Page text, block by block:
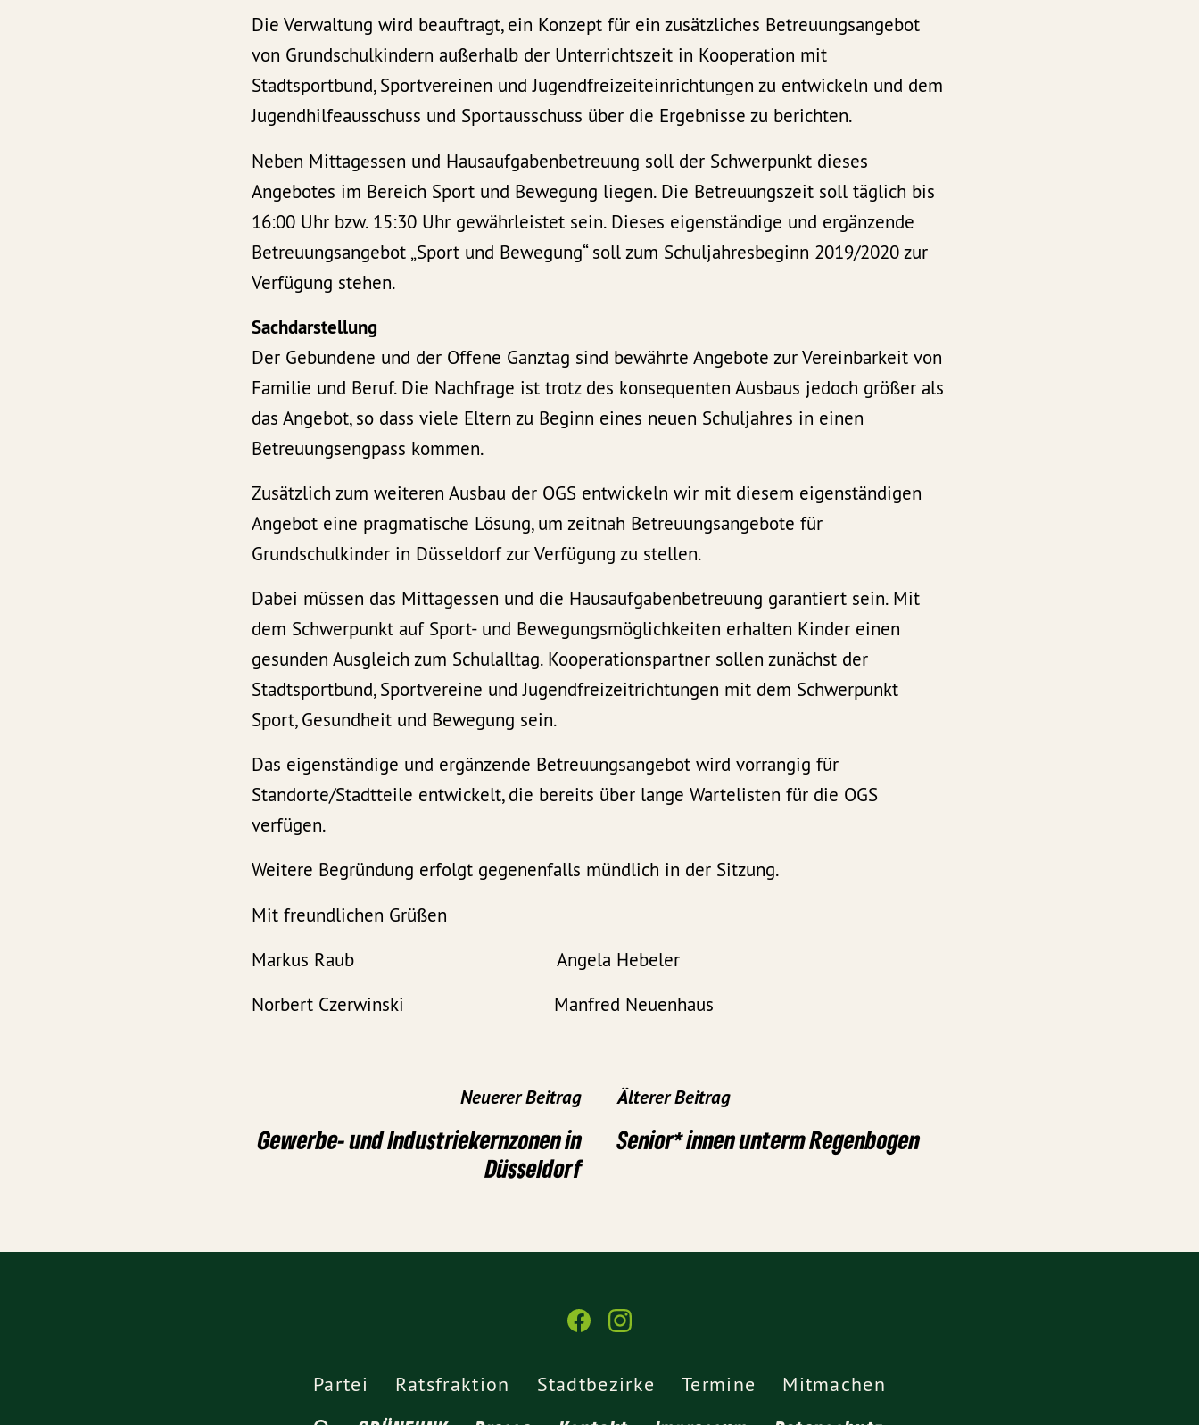
Die Verwaltung wird beauftragt, ein Konzept für ein zusätzliches Betreuungsangebot
von Grundschulkindern außerhalb der Unterrichtszeit in Kooperation mit
Stadtsportbund, Sportvereinen und Jugendfreizeiteinrichtungen zu entwickeln und dem
Jugendhilfeausschuss und Sportausschuss über die Ergebnisse zu berichten.
Neben Mittagessen und Hausaufgabenbetreuung soll der Schwerpunkt dieses
Angebotes im Bereich Sport und Bewegung liegen. Die Betreuungszeit soll täglich bis
16:00 Uhr bzw. 15:30 Uhr gewährleistet sein. Dieses eigenständige und ergänzende
Betreuungsangebot „Sport und Bewegung“ soll zum Schuljahresbeginn 2019/2020 zur
Verfügung stehen.
Sachdarstellung
Der Gebundene und der Offene Ganztag sind bewährte Angebote zur Vereinbarkeit von
Familie und Beruf. Die Nachfrage ist trotz des konsequenten Ausbaus jedoch größer als
das Angebot, so dass viele Eltern zu Beginn eines neuen Schuljahres in einen
Betreuungsengpass kommen.
Zusätzlich zum weiteren Ausbau der OGS entwickeln wir mit diesem eigenständigen
Angebot eine pragmatische Lösung, um zeitnah Betreuungsangebote für
Grundschulkinder in Düsseldorf zur Verfügung zu stellen.
Dabei müssen das Mittagessen und die Hausaufgabenbetreuung garantiert sein. Mit
dem Schwerpunkt auf Sport- und Bewegungsmöglichkeiten erhalten Kinder einen
gesunden Ausgleich zum Schulalltag. Kooperationspartner sollen zunächst der
Stadtsportbund, Sportvereine und Jugendfreizeitrichtungen mit dem Schwerpunkt
Sport, Gesundheit und Bewegung sein.
Das eigenständige und ergänzende Betreuungsangebot wird vorrangig für
Standorte/Stadtteile entwickelt, die bereits über lange Wartelisten für die OGS
verfügen.
Weitere Begründung erfolgt gegenenfalls mündlich in der Sitzung.
Mit freundlichen Grüßen
Markus Raub Angela Hebeler
Norbert Czerwinski Manfred Neuenhaus
Neuerer Beitrag
Gewerbe- und Industriekernzonen in
Düsseldorf
Älterer Beitrag
Senior* innen unterm Regenbogen
Partei Ratsfraktion Stadtbezirke Termine Mitmachen